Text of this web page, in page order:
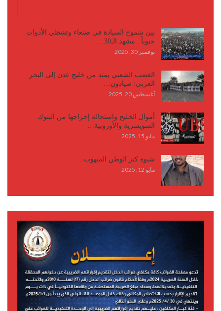
بين شموخ السيادة في صنعاء وتشظي الأدوات
جنوباً.. مشهد الـ30…
نوفمبر 30, 2025
الغضب الشعبي يمتد من خليج عدن إلى البحر
العربي: صيادون…
أغسطس 20, 2025
أموال الخليج واستحالة إخراجها من البنوك
السويسرية والأوروبية…
مايو 15, 2025
شبوة كنز الوطن المنهوب..
مايو 12, 2025